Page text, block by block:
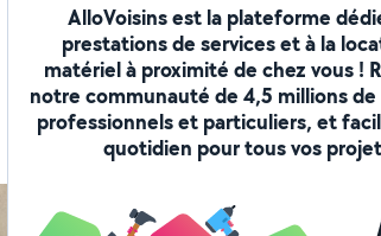
AlloVoisins est la plateforme
prestations de services et à la
matériel à proximité de chez vous !
notre communauté de 4,5 millions
professionnels et particuliers, et
quotidien pour tous vos